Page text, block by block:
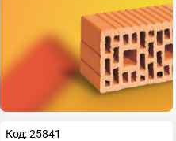
Код: 25841